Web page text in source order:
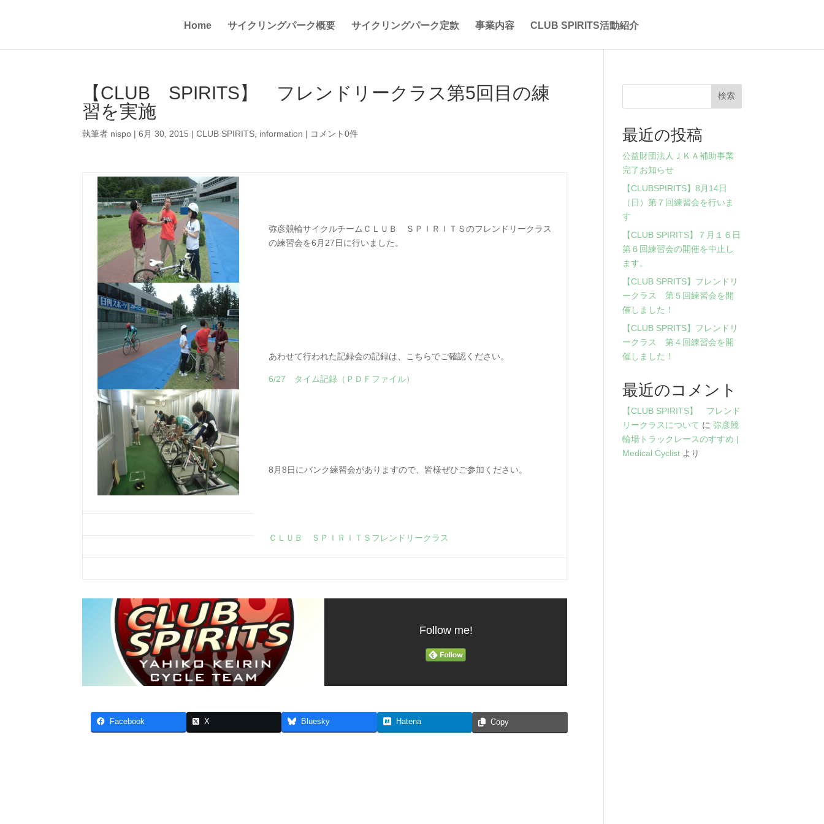
Home サイクリングパーク概要 サイクリングパーク定款 事業内容 CLUB SPIRITS活動紹介
【CLUB SPIRITS】 フレンドリークラス第5回目の練
習を実施
執筆者 nispo |6月 30, 2015 |CLUB SPIRITS information | コメント0件
弥彦競輪サイクルチームＣＬＵＢ ＳＰＩＲＩＴＳのフレンドリークラス
の練習会を6月27日に行いました。
あわせて行われた記録会の記録は、こちらでご確認ください。
6/27 タイム記録（ＰＤＦファイル）
8月8日にバンク練習会がありますので、皆様ぜひご参加ください。
ＣＬＵＢ ＳＰＩＲＩＴＳフレンドリークラス
Follow me!
Facebook X Bluesky Hatena Copy
検索
最近の投稿
公益財団法人ＪＫＡ補助事業
完了お知らせ
【CLUBSPIRITS】8月14日
（日）第７回練習会を行いま
す
【CLUB SPIRITS】７月１６日
第６回練習会の開催を中止し
ます。
【CLUB SPRITS】フレンドリ
ークラス 第５回練習会を開
催しました！
【CLUB SPRITS】フレンドリ
ークラス 第４回練習会を開
催しました！
最近のコメント
【CLUB SPIRITS】 フレンド
リークラスについて に弥彦競
輪場トラックレースのすすめ |
Medical Cyclist より